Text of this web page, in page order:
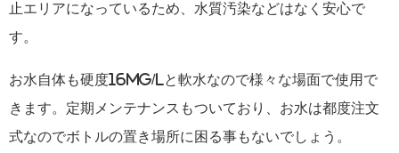
止エリアになっているため、水質汚染などはなく安心で
す。
お水自体も硬度16mg/Lと軟水なので様々な場面で使用で
きます。定期メンテナンスもついており、お水は都度注文
式なのでボトルの置き場所に困る事もないでしょう。